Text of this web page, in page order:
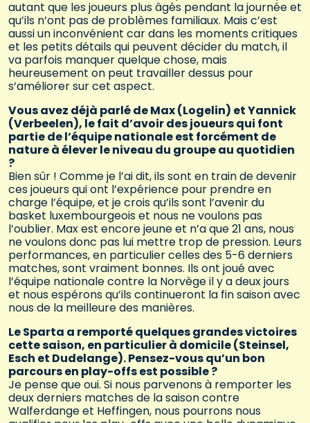
autant que les joueurs plus âgés pendant la journée et
qu’ils n’ont pas de problèmes familiaux. Mais c’est
aussi un inconvénient car dans les moments critiques
et les petits détails qui peuvent décider du match, il
va parfois manquer quelque chose, mais
heureusement on peut travailler dessus pour
s’améliorer sur cet aspect.
Vous avez déjà parlé de Max (Logelin) et Yannick
(Verbeelen), le fait d’avoir des joueurs qui font
partie de l’équipe nationale est forcément de
nature à élever le niveau du groupe au quotidien
?
Bien sûr ! Comme je l’ai dit, ils sont en train de devenir
ces joueurs qui ont l’expérience pour prendre en
charge l’équipe, et je crois qu’ils sont l’avenir du
basket luxembourgeois et nous ne voulons pas
l’oublier. Max est encore jeune et n’a que 21 ans, nous
ne voulons donc pas lui mettre trop de pression. Leurs
performances, en particulier celles des 5-6 derniers
matches, sont vraiment bonnes. Ils ont joué avec
l’équipe nationale contre la Norvège il y a deux jours
et nous espérons qu’ils continueront la fin saison avec
nous de la meilleure des manières.
Le Sparta a remporté quelques grandes victoires
cette saison, en particulier à domicile (Steinsel,
Esch et Dudelange). Pensez-vous qu’un bon
parcours en play-offs est possible ?
Je pense que oui. Si nous parvenons à remporter les
deux derniers matches de la saison contre
Walferdange et Heffingen, nous pourrons nous